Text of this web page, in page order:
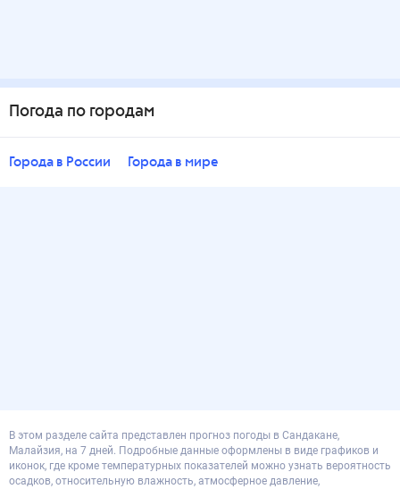
Погода по городам
Города в России Города в мире
В этом разделе сайта представлен прогноз погоды в Сандакане,
Малайзия, на 7 дней. Подробные данные оформлены в виде графиков и
иконок, где кроме температурных показателей можно узнать вероятность
осадков, относительную влажность, атмосферное давление,